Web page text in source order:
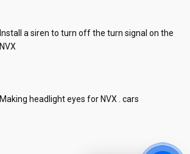
Install a siren to turn off the turn signal on the
NVX
Making headlight eyes for NVX . cars